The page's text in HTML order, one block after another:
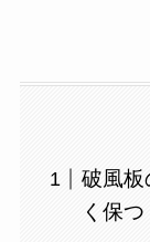
破風板
く保つ